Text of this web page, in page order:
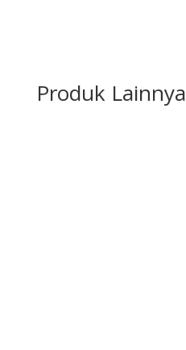
Produk Lainnya